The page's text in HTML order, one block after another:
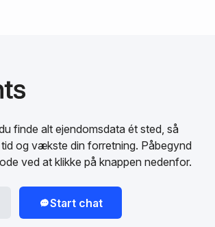
finde alt ejendomsdata ét sted, så
og vækste din forretning. Påbegynd
ved at klikke på knappen nedenfor.
Start chat